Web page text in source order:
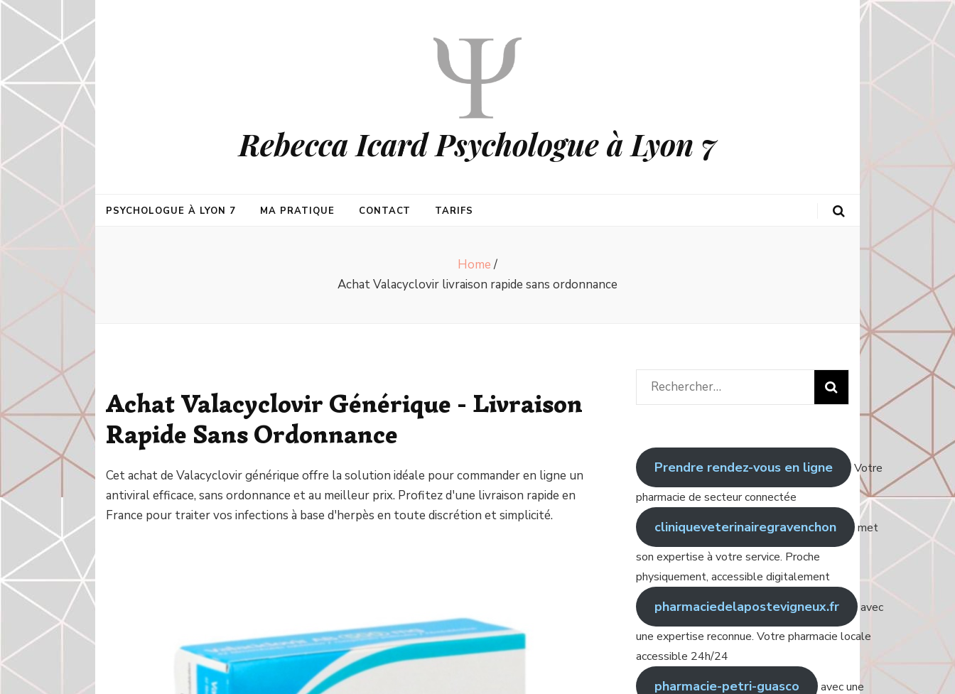
Rebecca Icard Psychologue à Lyon 7
PSYCHOLOGUE À LYON 7 MA PRATIQUE CONTACT TARIFS
Home /
Achat Valacyclovir livraison rapide sans ordonnance
Achat Valacyclovir Générique - Livraison
Rapide Sans Ordonnance
Cet achat de Valacyclovir générique offre la solution idéale pour commander en ligne un
antiviral efficace, sans ordonnance et au meilleur prix. Profitez d'une livraison rapide en
France pour traiter vos infections à base d'herpès en toute discrétion et simplicité.
Rechercher
:
Prendre rendez-vous en ligne
Votre
pharmacie de secteur connectée
cliniqueveterinairegravenchon
met
son expertise à votre service. Proche
physiquement, accessible digitalement
pharmaciedelapostevigneux.fr
avec
une expertise reconnue. Votre pharmacie locale
accessible 24h/24
pharmacie-petri-guasco
avec une